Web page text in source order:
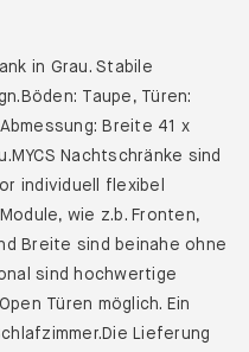
in Grau. Stabile
Taupe, Türen:
Breite 41 x
Nachtschränke sind
individuell flexibel
wie z.b. Fronten,
Breite sind beinahe ohne
sind hochwertige
Türen möglich. Ein
Lieferung